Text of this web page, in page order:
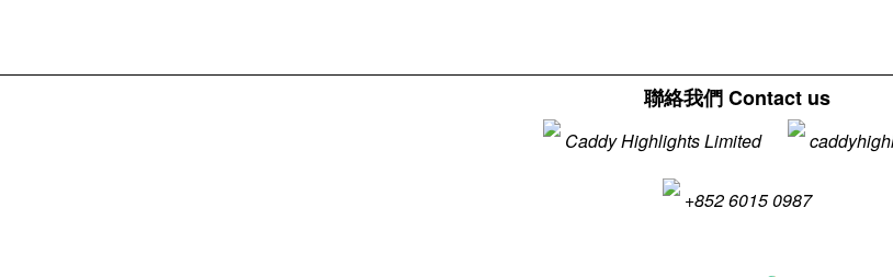
聯絡我們 Contact us
Caddy Highlights Limited
+852 6015 0987